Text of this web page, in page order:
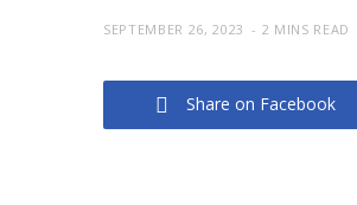
SEPTEMBER 26, 2023 2 MINS READ
Share on Facebook